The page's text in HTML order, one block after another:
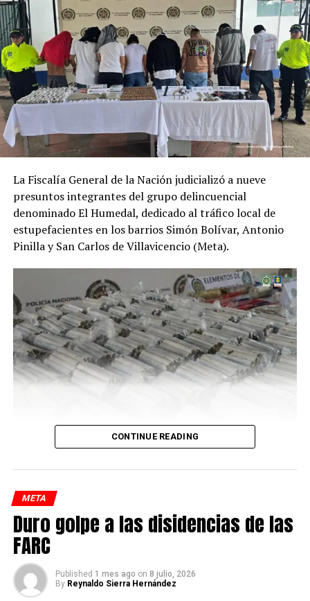
UP NEXT
Los Juanitos
DON'T MISS
Deudas del pasado que terminan en fatalidad
La Fiscalía General de la Nación judicializó a nueve
presuntos integrantes del grupo delincuencial
denominado El Humedal, dedicado al tráfico local de
estupefacientes en los barrios Simón Bolívar, Antonio
Pinilla y San Carlos de Villavicencio (Meta).
De acuerdo con la investigación, entre marzo de 2025 y
mayo de 2026, ‘El Humedal’, habría comercializado
cocaína y marihuana en pequeñas dosis en puntos fijos
menores de edad para la comercialización de las
sustancias.
CONTINUE READING
META
Duro golpe a las disidencias de las
FARC
Published 1 mes ago on 8 julio, 2026
By Reynaldo Sierra Hernández